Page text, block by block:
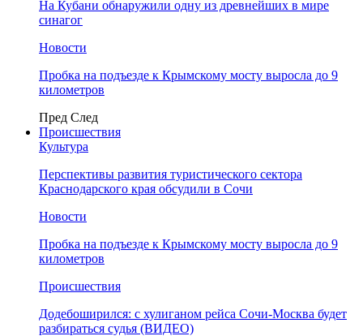
На Кубани обнаружили одну из древнейших в мире
синагог
Новости
Пробка на подъезде к Крымскому мосту выросла до 9
километров
Пред След
Происшествия
Культура
Перспективы развития туристического сектора
Краснодарского края обсудили в Сочи
Новости
Пробка на подъезде к Крымскому мосту выросла до 9
километров
Происшествия
Додебоширился: с хулиганом рейса Сочи-Москва будет
разбираться судья (ВИДЕО)